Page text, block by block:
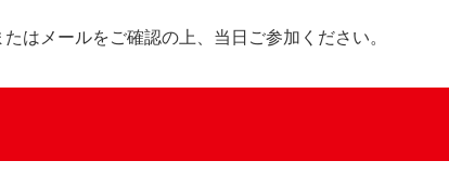
はメールをご確認の上、当日ご参加ください。